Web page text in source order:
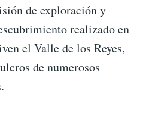
de exploración y
realizado en
el Valle de los Reyes,
de numerosos